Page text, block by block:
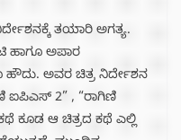
ತಯಾರಿ ಅಗತ್ಯ.
ಹಾಗೂ ಅಪಾರ
ಅವರ ಚಿತ್ರ ನಿರ್ದೇಶನ
ಐಪಿಎಸ್ 2” , “ರಾಗಿಣಿ
ಕೂಡ ಆ ಚಿತ್ರದ ಕಥೆ ಎಲ್ಲಿ